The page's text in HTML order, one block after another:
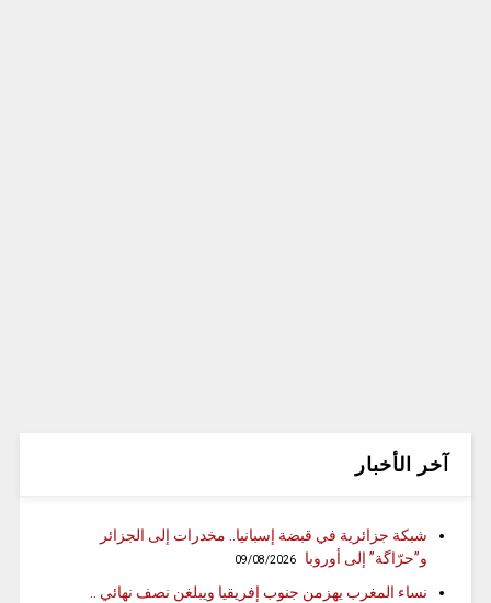
آخر الأخبار
شبكة جزائرية في قبضة إسبانيا.. مخدرات إلى الجزائر
و”حرّاگة” إلى أوروبا
09/08/2026
نساء المغرب يهزمن جنوب إفريقيا ويبلغن نصف نهائي ..